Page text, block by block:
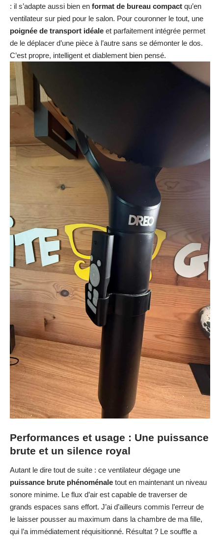
: il s’adapte aussi bien en format de bureau compact qu’en
ventilateur sur pied pour le salon. Pour couronner le tout, une
poignée de transport idéale et parfaitement intégrée permet
de le déplacer d’une pièce à l’autre sans se démonter le dos.
C’est propre, intelligent et diablement bien pensé.
Performances et usage : Une puissance
brute et un silence royal
Autant le dire tout de suite : ce ventilateur dégage une
puissance brute phénoménale tout en maintenant un niveau
sonore minime. Le flux d’air est capable de traverser de
grands espaces sans effort. J’ai d’ailleurs commis l’erreur de
le laisser pousser au maximum dans la chambre de ma fille,
qui l’a immédiatement réquisitionné. Résultat ? Le souffle a